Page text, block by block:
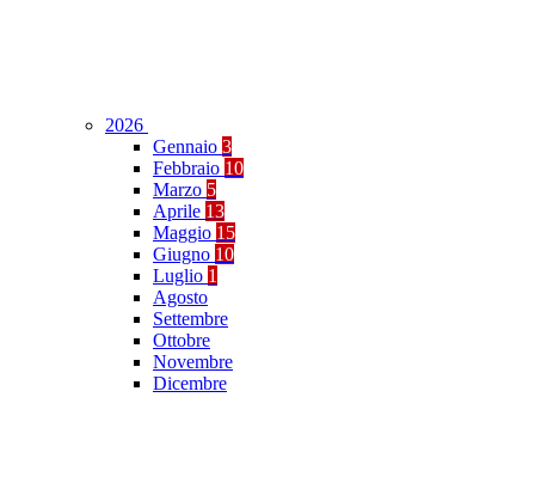
2026
Gennaio 3
Febbraio 10
Marzo 5
Aprile 13
Maggio 15
Giugno 10
Luglio 1
Agosto
Settembre
Ottobre
Novembre
Dicembre